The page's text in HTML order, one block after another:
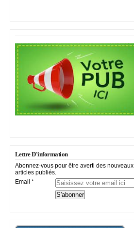
Lettre D'information
Abonnez-vous pour être averti des nouveaux
articles publiés.
Email